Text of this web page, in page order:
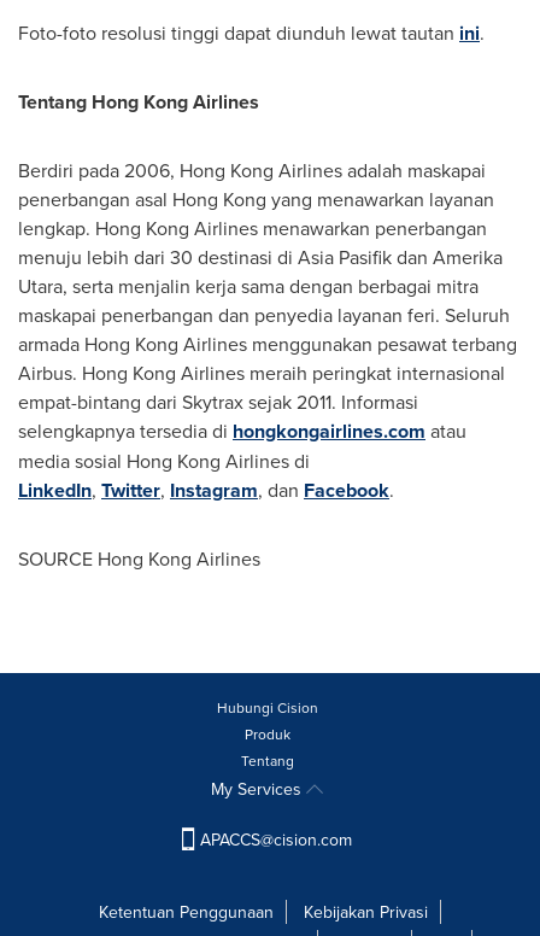
Foto-foto resolusi tinggi dapat diunduh lewat tautan ini.
Tentang Hong Kong Airlines
Berdiri pada 2006, Hong Kong Airlines adalah maskapai
penerbangan asal Hong Kong yang menawarkan layanan
lengkap. Hong Kong Airlines menawarkan penerbangan
menuju lebih dari 30 destinasi di Asia Pasifik dan Amerika
Utara, serta menjalin kerja sama dengan berbagai mitra
maskapai penerbangan dan penyedia layanan feri. Seluruh
armada Hong Kong Airlines menggunakan pesawat terbang
Airbus. Hong Kong Airlines meraih peringkat internasional
empat-bintang dari Skytrax sejak 2011. Informasi
selengkapnya tersedia di hongkongairlines.com atau
media sosial Hong Kong Airlines di
LinkedIn, Twitter, Instagram, dan Facebook.
SOURCE Hong Kong Airlines
Hubungi Cision
Produk
Tentang
My Services
APACCS@cision.com
Ketentuan Penggunaan
Kebijakan Privasi